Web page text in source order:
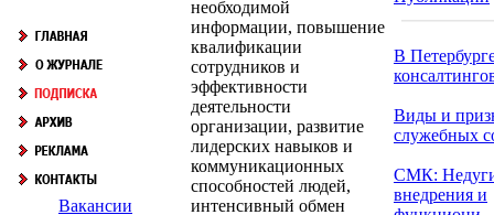
Вакансии
необходимой
информации, повышение
квалификации
сотрудников и
эффективности
деятельности
организации, развитие
лидерских навыков и
коммуникационных
способностей людей,
интенсивный обмен
В
Виды и
служебных
СМК:
внедрения и